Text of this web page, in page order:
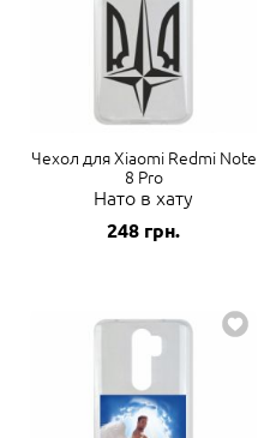
Чехол для Xiaomi Redmi Note
8 Pro
Нато в хату
248 грн.